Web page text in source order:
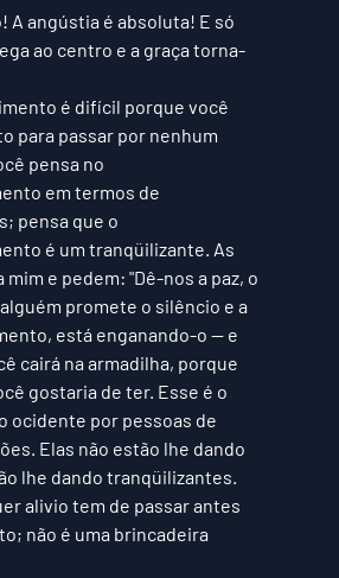
A angústia é absoluta! E só
ao centro e a graça torna-
é difícil porque você
para passar por nenhum
pensa no
em termos de
pensa que o
é um tranqüilizante. As
mim e pedem: "Dê-nos a paz, o
promete o silêncio e a
está enganando-o — e
cairá na armadilha, porque
gostaria de ter. Esse é o
ocidente por pessoas de
Elas não estão lhe dando
lhe dando tranqüilizantes.
alivio tem de passar antes
não é uma brincadeira